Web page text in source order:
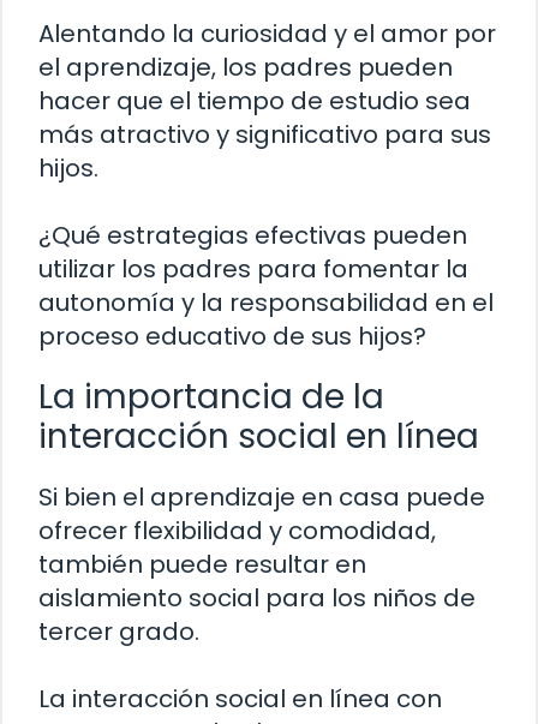
Alentando la curiosidad y el amor por
el aprendizaje, los padres pueden
hacer que el tiempo de estudio sea
más atractivo y significativo para sus
hijos.
¿Qué estrategias efectivas pueden
utilizar los padres para fomentar la
autonomía y la responsabilidad en el
proceso educativo de sus hijos?
La importancia de la
interacción social en línea
Si bien el aprendizaje en casa puede
ofrecer flexibilidad y comodidad,
también puede resultar en
aislamiento social para los niños de
tercer grado.
La interacción social en línea con